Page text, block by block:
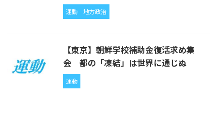
運動 地方政治
【東京】朝鮮学校補助金復活求め集
会 都の「凍結」は世界に通じぬ
運動